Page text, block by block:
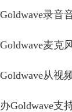
Goldwave录音
Goldwave麦克
Goldwave从视
办Goldwave支